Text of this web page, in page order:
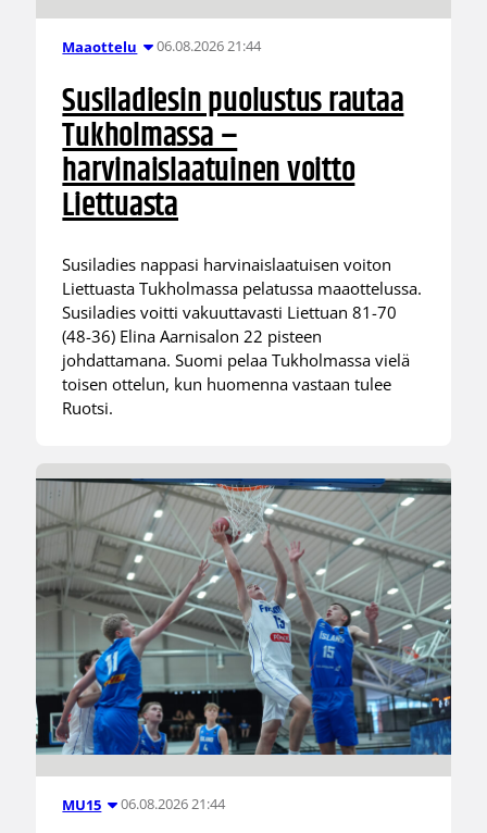
Maaottelu 06.08.2026 21:44
Susiladiesin puolustus rautaa
Tukholmassa –
harvinaislaatuinen voitto
Liettuasta
Susiladies nappasi harvinaislaatuisen voiton
Liettuasta Tukholmassa pelatussa maaottelussa.
Susiladies voitti vakuuttavasti Liettuan 81-70
(48-36) Elina Aarnisalon 22 pisteen
johdattamana. Suomi pelaa Tukholmassa vielä
toisen ottelun, kun huomenna vastaan tulee
Ruotsi.
MU15 06.08.2026 21:44